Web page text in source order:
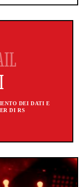
DEI DATI E
DI RS